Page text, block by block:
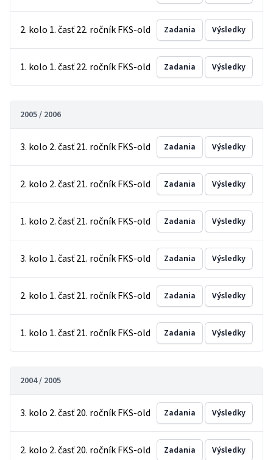
2. kolo 1. časť 22. ročník FKS-old Zadania Výsledky
1. kolo 1. časť 22. ročník FKS-old Zadania Výsledky
2005 / 2006
3. kolo 2. časť 21. ročník FKS-old Zadania Výsledky
2. kolo 2. časť 21. ročník FKS-old Zadania Výsledky
1. kolo 2. časť 21. ročník FKS-old Zadania Výsledky
3. kolo 1. časť 21. ročník FKS-old Zadania Výsledky
2. kolo 1. časť 21. ročník FKS-old Zadania Výsledky
1. kolo 1. časť 21. ročník FKS-old Zadania Výsledky
2004 / 2005
3. kolo 2. časť 20. ročník FKS-old Zadania Výsledky
2. kolo 2. časť 20. ročník FKS-old Zadania Výsledky